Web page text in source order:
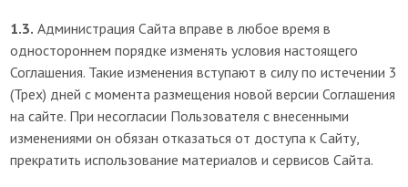
1.3. Администрация Сайта вправе в любое время в
одностороннем порядке изменять условия настоящего
Соглашения. Такие изменения вступают в силу по истечении 3
(Трех) дней с момента размещения новой версии Соглашения
на сайте. При несогласии Пользователя с внесенными
изменениями он обязан отказаться от доступа к Сайту,
прекратить использование материалов и сервисов Сайта.